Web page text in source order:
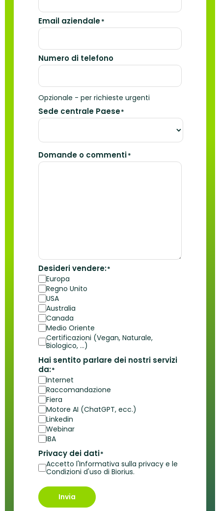
Email aziendale*
Numero di telefono
Opzionale - per richieste urgenti
Sede centrale Paese*
Domande o commenti*
Desideri vendere:*
Europa
Regno Unito
USA
Australia
Canada
Medio Oriente
Certificazioni (Vegan, Naturale,
Biologico, ...)
Hai sentito parlare dei nostri servizi
da:*
Internet
Raccomandazione
Fiera
Motore AI (ChatGPT, ecc.)
Linkedin
Webinar
IBA
Privacy dei dati*
Accetto l'Informativa sulla privacy e le
Condizioni d'uso di Biorius.
Invia